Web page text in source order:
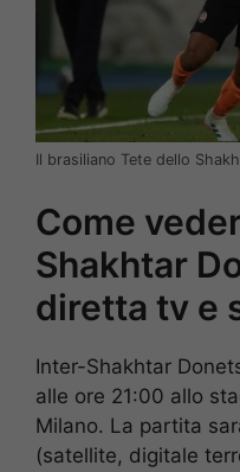
Il brasiliano Tete dello
Come
Shakhtar
diretta tv e
Inter-Shakhtar
alle ore 21:00 allo
Milano. La partita
(satellite, digitale